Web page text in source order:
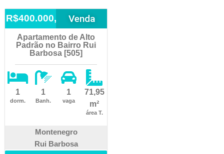
R$400.000,00 Venda
Apartamento de Alto
Padrão no Bairro Rui
Barbosa [505]
1
dorm.
1
Banh.
1
vaga
71,95
m²
área T.
Montenegro
Rui Barbosa